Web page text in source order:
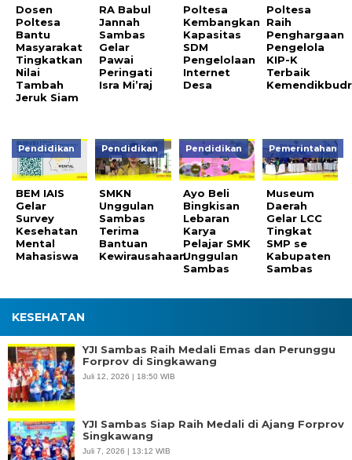
Dosen
Poltesa
Bantu
Masyarakat
Tingkatkan
Nilai
Tambah
Jeruk Siam
RA Babul
Jannah
Sambas
Gelar
Pawai
Peringati
Isra Mi’raj
Poltesa
Kembangkan
Kapasitas
SDM
Pengelolaan
Internet
Desa
Poltesa
Raih
Penghargaan
Pengelola
KIP-K
Terbaik
Pendidikan
BEM IAIS
Gelar
Survey
Kesehatan
Mental
Mahasiswa
Pendidikan
SMKN
Unggulan
Sambas
Terima
Bantuan
Kewirausahaan
Pendidikan
Ayo Beli
Bingkisan
Lebaran
Karya
Pelajar SMK
Unggulan
Sambas
Pemerintahan
Museum
Daerah
Gelar LCC
Tingkat
SMP se
Kabupaten
Sambas
KESEHATAN
YJI Sambas Raih Medali Emas dan Perunggu
Forprov di Singkawang
Juli 12, 2026 | 18:50 WIB
YJI Sambas Siap Raih Medali di Ajang Forprov
Singkawang
Juli 7, 2026 | 13:12 WIB